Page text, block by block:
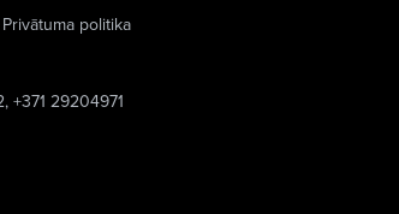
Privātuma politika
+371 29204971